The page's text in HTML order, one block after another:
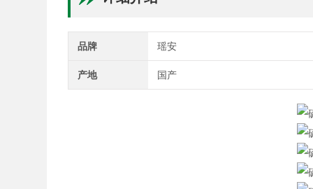
品牌 瑶安
产地 国产